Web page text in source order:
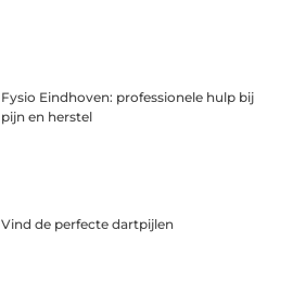
Fysio Eindhoven: professionele hulp bij
pijn en herstel
Vind de perfecte dartpijlen